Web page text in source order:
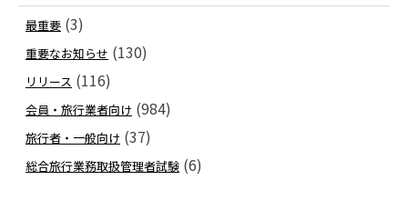
最重要 (3)
重要なお知らせ (130)
リリース (116)
会員・旅行業者向け (984)
旅行者・一般向け (37)
総合旅行業務取扱管理者試験 (6)